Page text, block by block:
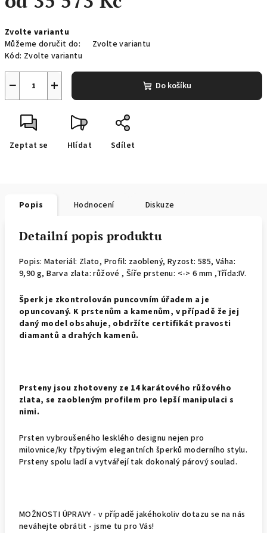
cena:
Zvolte variantu
Můžeme doručit do:
Zvolte variantu
Kód: Zvolte variantu
+
− Do košíku
Zeptat se Hlídat Sdílet
Popis Hodnocení Diskuze
Detailní popis produktu
Popis: Materiál: Zlato, Profil: zaoblený, Ryzost: 585, Váha:
9,90 g, Barva zlata: růžové , Šíře prstenu: <-> 6 mm ,Třída:IV.
Šperk je zkontrolován puncovním úřadem a je
opuncovaný. K prstenům a kamenům, v případě že jej
daný model obsahuje, obdržíte certifikát pravosti
diamantů a drahých kamenů.
Prsteny jsou zhotoveny ze 14 karátového růžového
zlata, se zaobleným profilem pro lepší manipulaci s
nimi.
Prsten vybroušeného lesklého designu nejen pro
milovnice/ky třpytivým elegantních šperků moderního stylu.
Prsteny spolu ladí a vytvářejí tak dokonalý párový soulad.
MOŽNOSTI ÚPRAVY - v případě jakéhokoliv dotazu se na nás
neváhejte obrátit - jsme tu pro Vás!